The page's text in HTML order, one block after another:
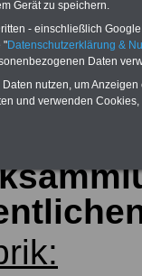
Gerät zu speichern.
- einschließlich
"Datenschutzerklärung &
Daten
Daten nutzen, um
und verwenden